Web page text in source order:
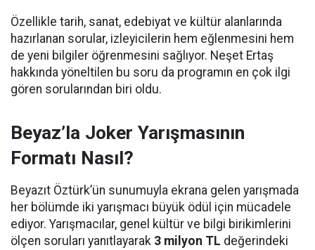
Özellikle tarih, sanat, edebiyat ve kültür alanlarında
hazırlanan sorular, izleyicilerin hem eğlenmesini hem
de yeni bilgiler öğrenmesini sağlıyor. Neşet Ertaş
hakkında yöneltilen bu soru da programın en çok ilgi
gören sorularından biri oldu.
Beyaz’la Joker Yarışmasının
Formatı Nasıl?
Beyazıt Öztürk’ün sunumuyla ekrana gelen yarışmada
her bölümde iki yarışmacı büyük ödül için mücadele
ediyor. Yarışmacılar, genel kültür ve bilgi birikimlerini
ölçen soruları yanıtlayarak 3 milyon TL değerindeki